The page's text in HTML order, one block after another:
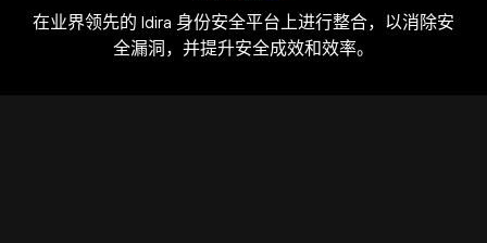
在业界领先的 Idira 身份安全平台上进行整合，以消除安
全漏洞，并提升安全成效和效率。